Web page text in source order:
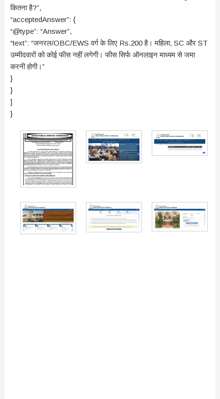
कितना है?”,
“acceptedAnswer”: {
“@type”: “Answer”,
“text”: “जनरल/OBC/EWS वर्ग के लिए Rs.200 है। महिला, SC और ST
उम्मीदवारों को कोई फीस नहीं लगेगी। फीस सिर्फ ऑनलाइन माध्यम से जमा
करनी होगी।”
}
}
]
}